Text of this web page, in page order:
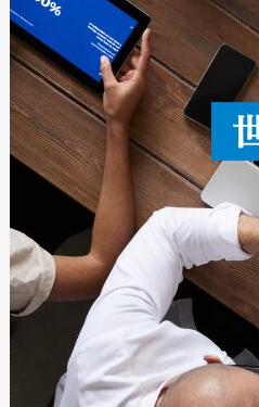
ることなく、
うにします。
密度なスキャ […]